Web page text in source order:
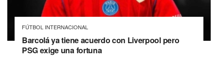
FÚTBOL INTERNACIONAL
Barcolá ya tiene acuerdo con Liverpool pero
PSG exige una fortuna